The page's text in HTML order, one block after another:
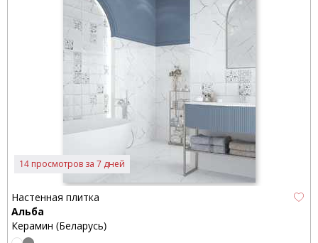
14 просмотров за 7 дней
Настенная плитка
Альба
Керамин (Беларусь)